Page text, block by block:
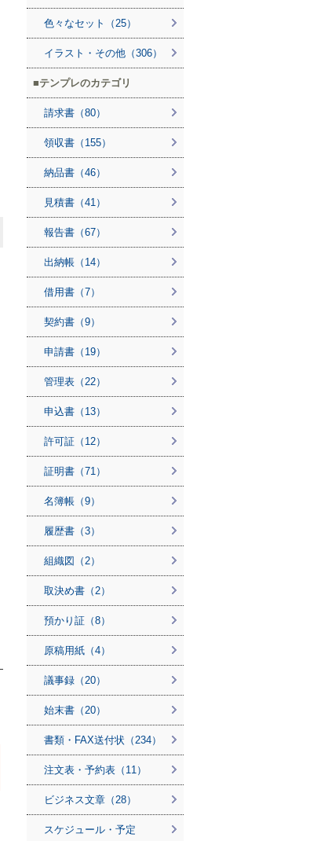
色々なセット（25）
イラスト・その他（306）
テンプレのカテゴリ
請求書（80）
領収書（155）
納品書（46）
見積書（41）
報告書（67）
出納帳（14）
借用書（7）
契約書（9）
申請書（19）
管理表（22）
申込書（13）
許可証（12）
証明書（71）
名簿帳（9）
履歴書（3）
組織図（2）
取決め書（2）
預かり証（8）
原稿用紙（4）
議事録（20）
始末書（20）
書類・FAX送付状（234）
注文表・予約表（11）
ビジネス文章（28）
スケジュール・予定